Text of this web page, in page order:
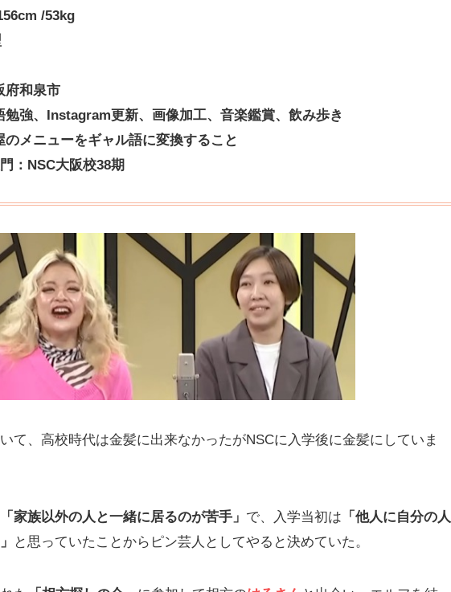
/53kg
府和泉市
勉強、Instagram更新、画像加工、音楽鑑賞、飲み歩き
のメニューをギャル語に変換すること
：NSC大阪校38期
て、高校時代は金髪に出来なかったがNSCに入学後に金髪にしていま
「家族以外の人と一緒に居るのが苦手」 で、入学当初は 「他人に自分の人
と思っていたことからピン芸人としてやると決めていた。